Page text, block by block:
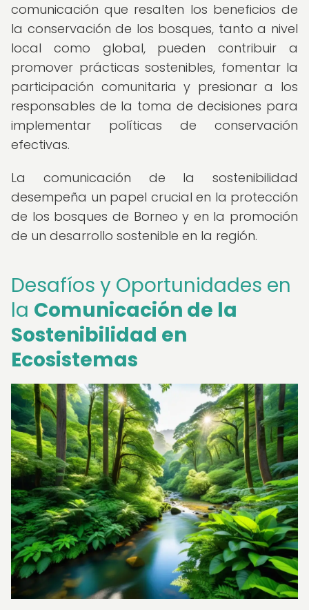
comunicación que resalten los beneficios de
la conservación de los bosques, tanto a nivel
local como global, pueden contribuir a
promover prácticas sostenibles, fomentar la
participación comunitaria y presionar a los
responsables de la toma de decisiones para
implementar políticas de conservación
efectivas.
La comunicación de la sostenibilidad
desempeña un papel crucial en la protección
de los bosques de Borneo y en la promoción
de un desarrollo sostenible en la región.
Desafíos y Oportunidades en
la Comunicación de la
Sostenibilidad en
Ecosistemas